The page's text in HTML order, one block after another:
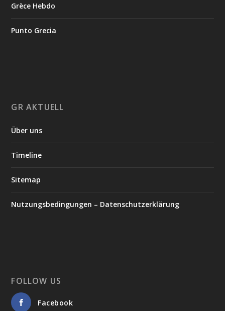
Grèce Hebdo
Punto Grecia
GR AKTUELL
Über uns
Timeline
Sitemap
Nutzungsbedingungen – Datenschutzerklärung
FOLLOW US
Facebook